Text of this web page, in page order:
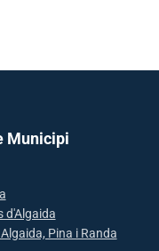
Municipi
d'Algaida
Pina i Randa